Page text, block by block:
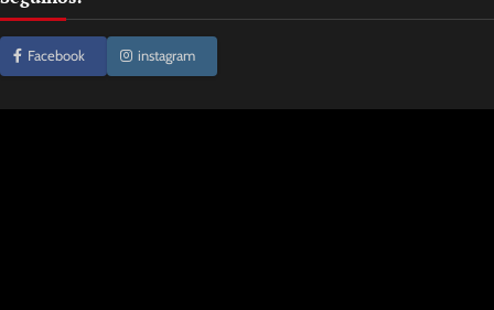
Facebook instagram